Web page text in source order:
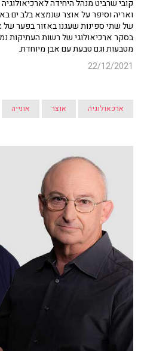
קובי שרביט מנהל היחידה
ואריה וסיפר על אוצר שנמצא בלב ים
של שתי ספינות שעגנו באזור בפער
בסקר ארכיאולוגי של רשות העתיקות
מטבעות וגם טבעת עם אבן מיוחדת.
22/12/2021
ארכאולוגיה אוצר אונייה